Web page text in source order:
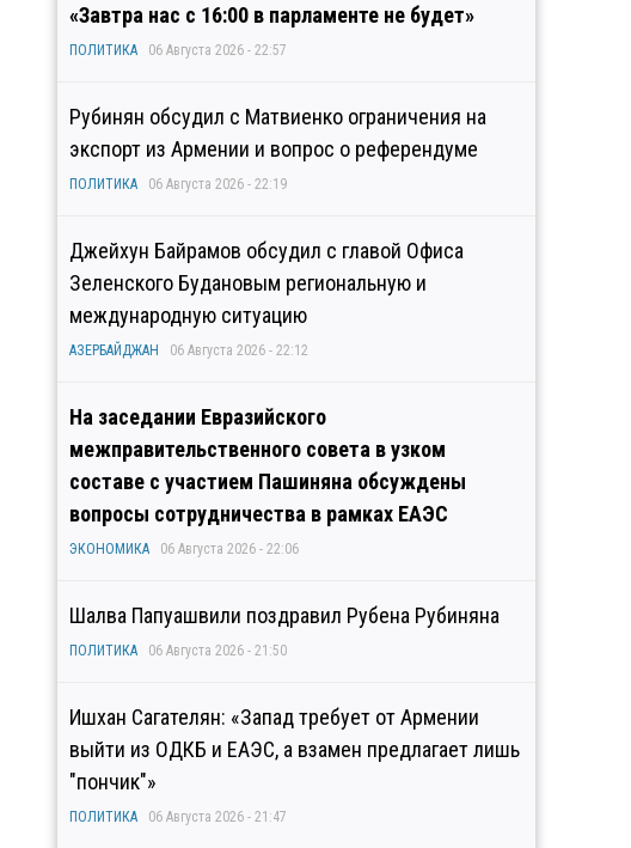
«Завтра нас с 16:00 в парламенте не будет»
ПОЛИТИКА 06 Августа 2026 - 22:57
Рубинян обсудил с Матвиенко ограничения на
экспорт из Армении и вопрос о референдуме
ПОЛИТИКА 06 Августа 2026 - 22:19
Джейхун Байрамов обсудил с главой Офиса
Зеленского Будановым региональную и
международную ситуацию
АЗЕРБАЙДЖАН 06 Августа 2026 - 22:12
На заседании Евразийского
межправительственного совета в узком
составе с участием Пашиняна обсуждены
вопросы сотрудничества в рамках ЕАЭС
ЭКОНОМИКА 06 Августа 2026 - 22:06
Шалва Папуашвили поздравил Рубена Рубиняна
ПОЛИТИКА 06 Августа 2026 - 21:50
Ишхан Сагателян: «Запад требует от Армении
выйти из ОДКБ и ЕАЭС, а взамен предлагает лишь
"пончик"»
ПОЛИТИКА 06 Августа 2026 - 21:47